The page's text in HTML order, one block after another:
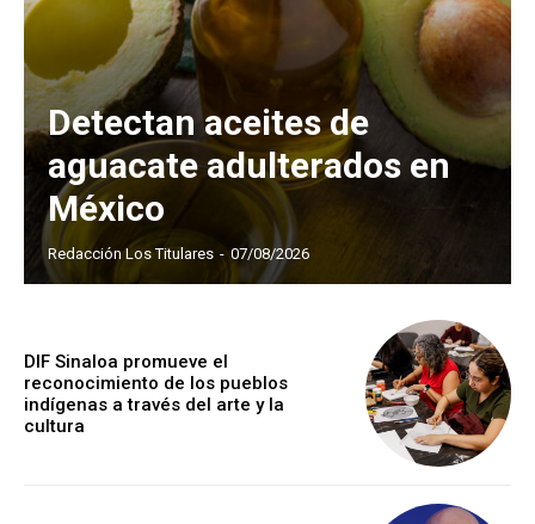
Detectan aceites de
aguacate adulterados en
México
Redacción Los Titulares - 07/08/2026
DIF Sinaloa promueve el
reconocimiento de los pueblos
indígenas a través del arte y la
cultura